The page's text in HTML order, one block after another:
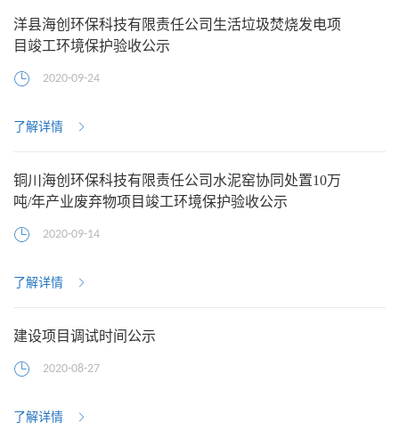
洋县海创环保科技有限责任公司生活垃圾焚烧发电项
目竣工环境保护验收公示
2020-09-24
了解详情
铜川海创环保科技有限责任公司水泥窑协同处置10万
吨/年产业废弃物项目竣工环境保护验收公示
2020-09-14
了解详情
建设项目调试时间公示
2020-08-27
了解详情